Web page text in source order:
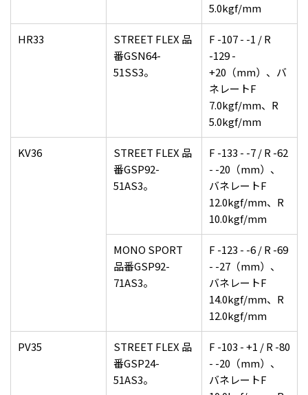
5.0kgf/mm
HR33
STREET FLEX 品
番GSN64-
51SS3。
F -107 - -1 / R
-129 -
+20（mm）、バ
ネレートF
7.0kgf/mm、R
5.0kgf/mm
KV36
STREET FLEX 品
番GSP92-
51AS3。
F -133 - -7 / R -62
- -20（mm）、
バネレートF
12.0kgf/mm、R
10.0kgf/mm
MONO SPORT
品番GSP92-
71AS3。
F -123 - -6 / R -69
- -27（mm）、
バネレートF
14.0kgf/mm、R
12.0kgf/mm
PV35
STREET FLEX 品
番GSP24-
51AS3。
F -103 - +1 / R -80
- -20（mm）、
バネレートF